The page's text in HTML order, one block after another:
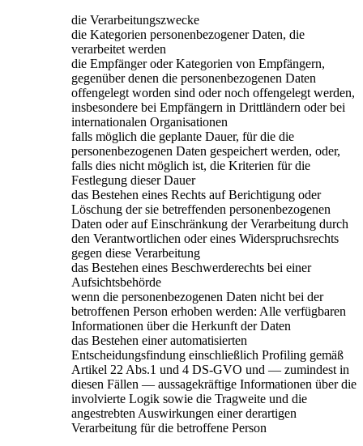
die Verarbeitungszwecke
die Kategorien personenbezogener Daten, die
verarbeitet werden
die Empfänger oder Kategorien von Empfängern,
gegenüber denen die personenbezogenen Daten
offengelegt worden sind oder noch offengelegt werden,
insbesondere bei Empfängern in Drittländern oder bei
internationalen Organisationen
falls möglich die geplante Dauer, für die die
personenbezogenen Daten gespeichert werden, oder,
falls dies nicht möglich ist, die Kriterien für die
Festlegung dieser Dauer
das Bestehen eines Rechts auf Berichtigung oder
Löschung der sie betreffenden personenbezogenen
Daten oder auf Einschränkung der Verarbeitung durch
den Verantwortlichen oder eines Widerspruchsrechts
gegen diese Verarbeitung
das Bestehen eines Beschwerderechts bei einer
Aufsichtsbehörde
wenn die personenbezogenen Daten nicht bei der
betroffenen Person erhoben werden: Alle verfügbaren
Informationen über die Herkunft der Daten
das Bestehen einer automatisierten
Entscheidungsfindung einschließlich Profiling gemäß
Artikel 22 Abs.1 und 4 DS-GVO und — zumindest in
diesen Fällen — aussagekräftige Informationen über die
involvierte Logik sowie die Tragweite und die
angestrebten Auswirkungen einer derartigen
Verarbeitung für die betroffene Person